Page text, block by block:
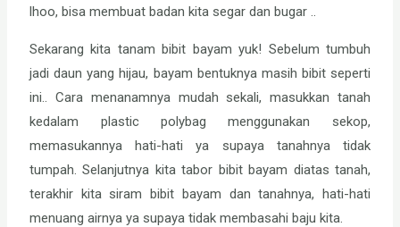
lhoo, bisa membuat badan kita segar dan bugar ..
Sekarang kita tanam bibit bayam yuk! Sebelum tumbuh
jadi daun yang hijau, bayam bentuknya masih bibit seperti
ini.. Cara menanamnya mudah sekali, masukkan tanah
kedalam plastic polybag menggunakan sekop,
memasukannya hati-hati ya supaya tanahnya tidak
tumpah. Selanjutnya kita tabor bibit bayam diatas tanah,
terakhir kita siram bibit bayam dan tanahnya, hati-hati
menuang airnya ya supaya tidak membasahi baju kita.